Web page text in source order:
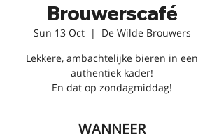
Brouwerscafé
Sun 13 Oct
  |
De Wilde Brouwers
Lekkere, ambachtelijke bieren in een
authentiek kader!
En dat op zondagmiddag!
WANNEER